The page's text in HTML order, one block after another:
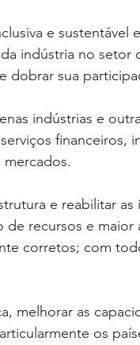
e sustentável
indústria no
dobrar sua
indústrias e
financeiros,
e reabilitar
de recursos e
corretos; com
melhorar as
os